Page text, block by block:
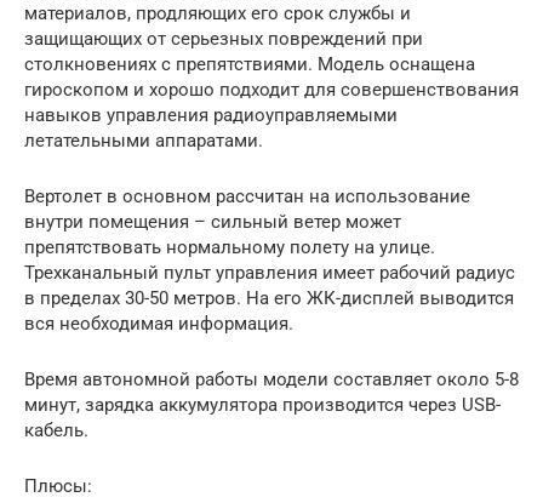
материалов, продляющих его срок службы и
защищающих от серьезных повреждений при
столкновениях с препятствиями. Модель оснащена
гироскопом и хорошо подходит для совершенствования
навыков управления радиоуправляемыми
летательными аппаратами.
Вертолет в основном рассчитан на использование
внутри помещения – сильный ветер может
препятствовать нормальному полету на улице.
Трехканальный пульт управления имеет рабочий радиус
в пределах 30-50 метров. На его ЖК-дисплей выводится
вся необходимая информация.
Время автономной работы модели составляет около 5-8
минут, зарядка аккумулятора производится через USB-
кабель.
Плюсы: